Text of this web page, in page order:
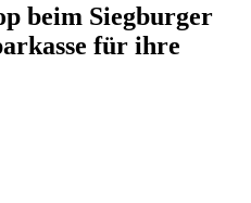
beim Siegburger
für ihre